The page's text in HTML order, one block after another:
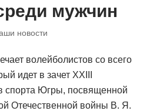
мужчин
новости
волейболистов со всего
идет в зачет XXIII
спорта Югры, посвященной
Отечественной войны В. Я.